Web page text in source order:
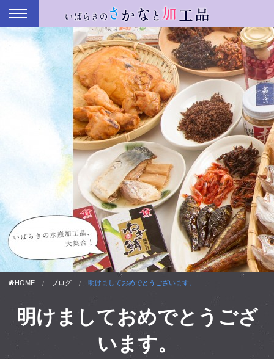
HOME ブログ 明けましておめでとうございます。
明けましておめでとうござ
います。